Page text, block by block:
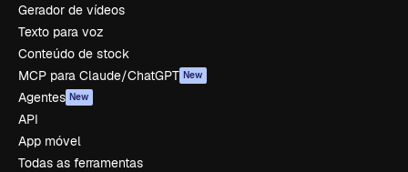
Gerador de vídeos
Texto para voz
Conteúdo de stock
MCP para Claude/ChatGPT New
Agentes New
API
App móvel
Todas as ferramentas